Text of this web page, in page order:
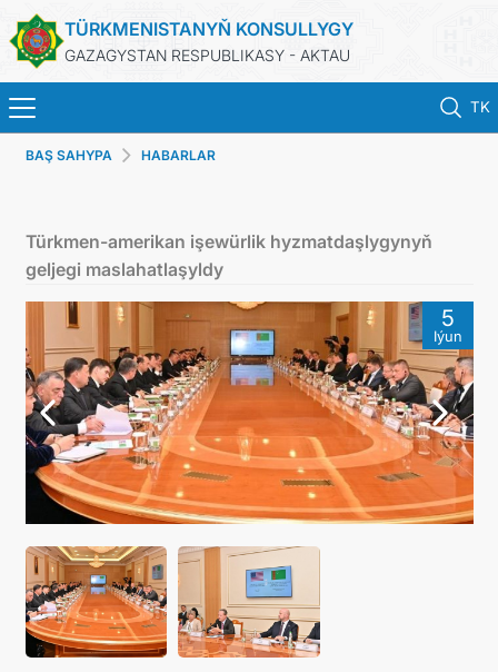
TÜRKMENISTANYŇ KONSULLYGY
GAZAGYSTAN RESPUBLIKASY - AKTAU
TK
BAŞ SAHYPA
TÜRKMENISTAN
KONSULLYK HYZMATLARY
KABUL EDILIŞIK
ARAGATNAŞYK
RESMINAMALAR
DYNÇ ALYŞ, BAÝRAMÇYLYK WE HATYRA GÜNLERI
BAŞ SAHYPA HABARLAR
Türkmen-amerikan işewürlik hyzmatdaşlygynyň
geljegi maslahatlaşyldy
5
Iýun